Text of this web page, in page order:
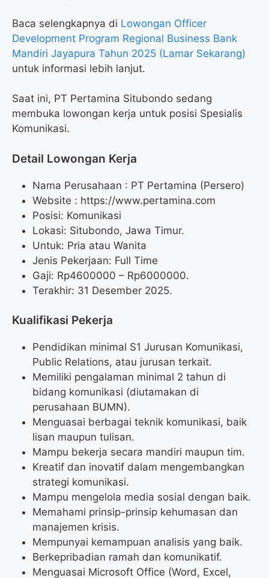
Baca selengkapnya di Lowongan Officer
Development Program Regional Business Bank
Mandiri Jayapura Tahun 2025 (Lamar Sekarang)
untuk informasi lebih lanjut.
Saat ini, PT Pertamina Situbondo sedang
membuka lowongan kerja untuk posisi Spesialis
Komunikasi.
Detail Lowongan Kerja
Nama Perusahaan : PT Pertamina (Persero)
Website : https://www.pertamina.com
Posisi: Komunikasi
Lokasi: Situbondo, Jawa Timur.
Untuk: Pria atau Wanita
Jenis Pekerjaan: Full Time
Gaji: Rp4600000 – Rp6000000.
Terakhir: 31 Desember 2025.
Kualifikasi Pekerja
Pendidikan minimal S1 Jurusan Komunikasi,
Public Relations, atau jurusan terkait.
Memiliki pengalaman minimal 2 tahun di
bidang komunikasi (diutamakan di
perusahaan BUMN).
Menguasai berbagai teknik komunikasi, baik
lisan maupun tulisan.
Mampu bekerja secara mandiri maupun tim.
Kreatif dan inovatif dalam mengembangkan
strategi komunikasi.
Mampu mengelola media sosial dengan baik.
Memahami prinsip-prinsip kehumasan dan
manajemen krisis.
Mempunyai kemampuan analisis yang baik.
Berkepribadian ramah dan komunikatif.
Menguasai Microsoft Office (Word, Excel,